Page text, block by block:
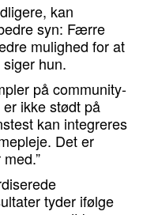
kan
syn: Færre
mulighed for at
hun.
på community-
ikke stødt på
kan integreres
Det er
tyder ifølge